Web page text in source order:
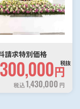
請求特別価格
円
税抜
税込1,430,000 円